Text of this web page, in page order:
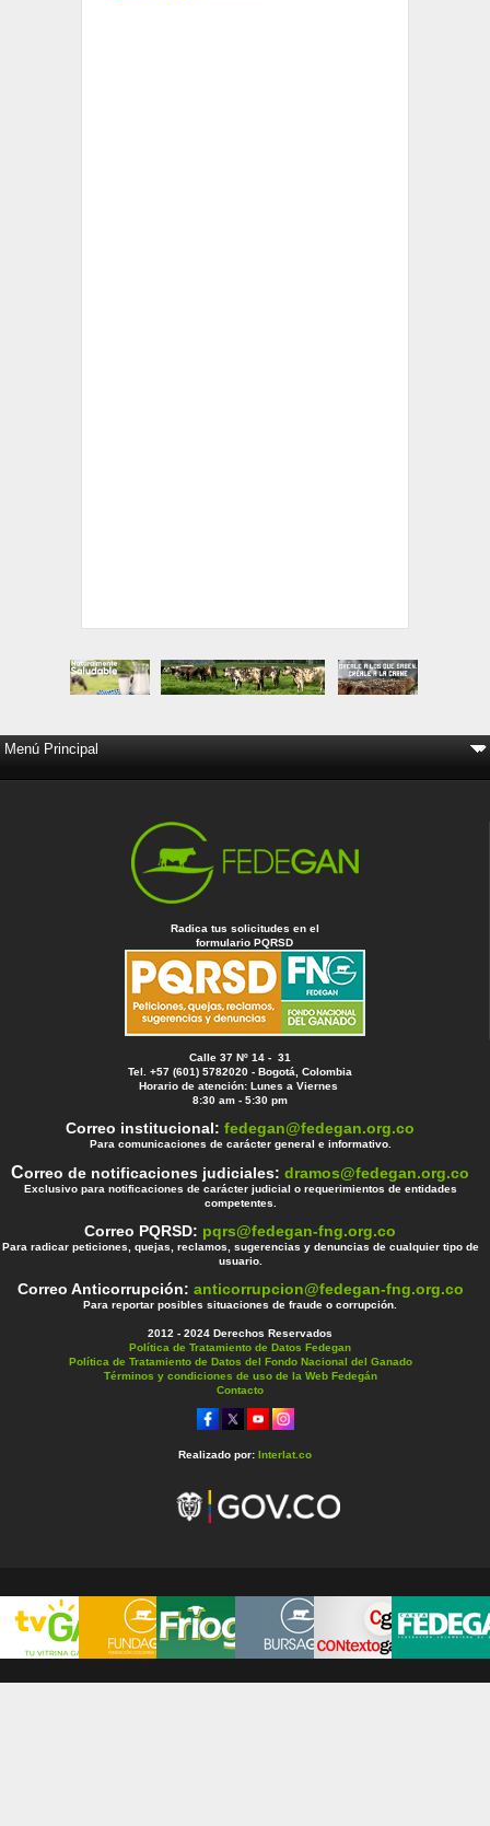
Radica tus solicitudes en el
formulario PQRSD
Calle 37 Nº 14 - 31
Tel. +57 (601) 5782020 - Bogotá, Colombia
Horario de atención: Lunes a Viernes
8:30 am - 5:30 pm
Correo institucional:fedegan@fedegan.org.co
Para comunicaciones de carácter general e informativo.
Correo de notificaciones judiciales:dramos@fedegan.org.co
Exclusivo para notificaciones de carácter judicial o requerimientos de entidades
competentes.
Correo PQRSD: pqrs@fedegan-fng.org.co
Para radicar peticiones, quejas, reclamos, sugerencias y denuncias de cualquier tipo de
usuario.
Correo Anticorrupción: anticorrupcion@fedegan-fng.org.co
Para reportar posibles situaciones de fraude o corrupción.
2012 - 2024 Derechos Reservados
Política de Tratamiento de Datos Fedegan
Política de Tratamiento de Datos del Fondo Nacional del Ganado
Términos y condiciones de uso de la Web Fedegán
Contacto
Realizado por: Interlat.co